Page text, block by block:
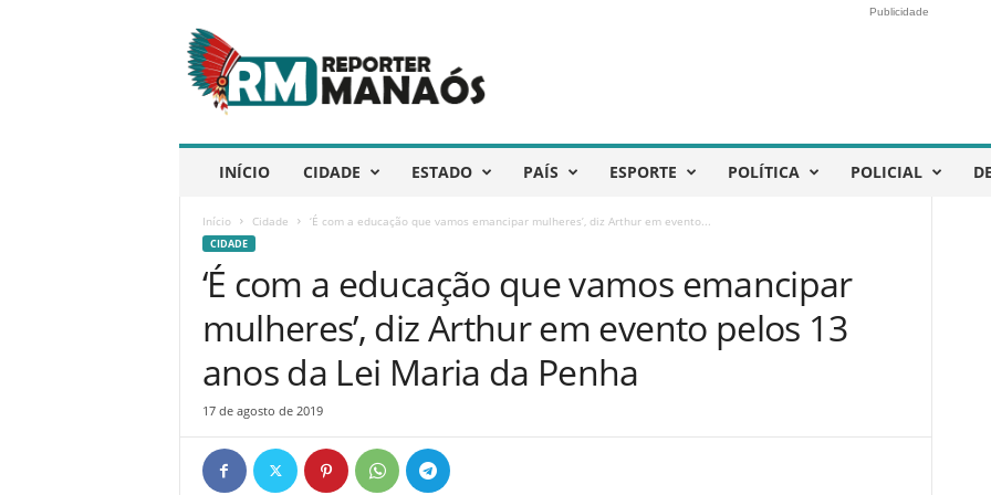
e
p
ó
Publicidade
INÍCIO CIDADE ESTADO PAÍS ESPORTE POLÍTICA POLICIAL
Início Cidade ‘É com a educação que vamos emancipar mulheres’, diz Arthur em evento...
CIDADE
‘É com a educação que vamos emancipar
mulheres’, diz Arthur em evento pelos 13
anos da Lei Maria da Penha
17 de agosto de 2019